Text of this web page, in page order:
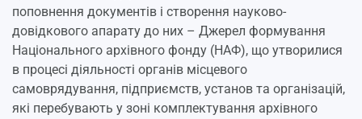
поповнення документів і створення науково-
довідкового апарату до них – Джерел формування
Національного архівного фонду (НАФ), що утворилися
в процесі діяльності органів місцевого
самоврядування, підприємств, установ та організацій,
які перебувають у зоні комплектування архівного